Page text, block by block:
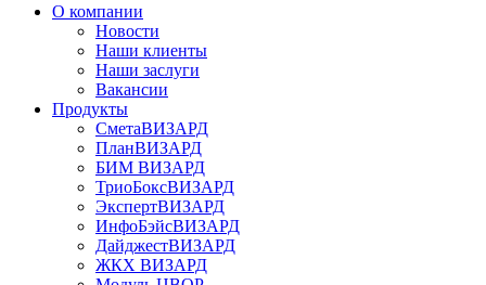
О компании
Новости
Наши клиенты
Наши заслуги
Вакансии
Продукты
СметаВИЗАРД
ПланВИЗАРД
БИМ ВИЗАРД
ТриоБоксВИЗАРД
ЭкспертВИЗАРД
ИнфоБэйсВИЗАРД
ДайджестВИЗАРД
ЖКХ ВИЗАРД